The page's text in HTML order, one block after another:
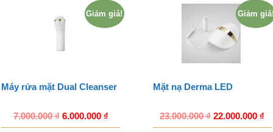
Giảm giá!
Máy rửa mặt Dual Cleanser
7.000.000₫ 6.000.000 ₫
Giảm
Mặt nạ Derma LED
23.000.000₫ 22.000.000 ₫